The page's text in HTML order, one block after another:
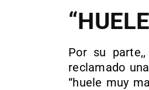
Por su
reclamado
“huele muy